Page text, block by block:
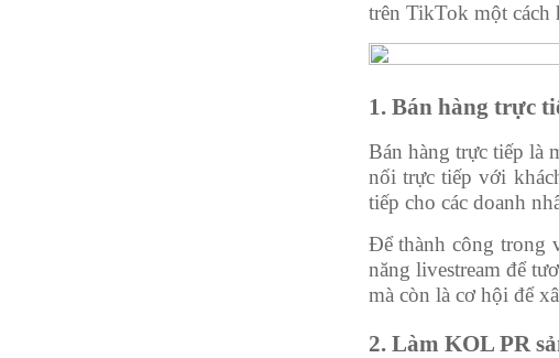
trên TikTok một cách
1. Bán hàng trực
Bán hàng trực tiếp là
nối trực tiếp với
tiếp cho các doanh
Để thành công trong
năng livestream để
mà còn là cơ hội để
2. Làm KOL PR